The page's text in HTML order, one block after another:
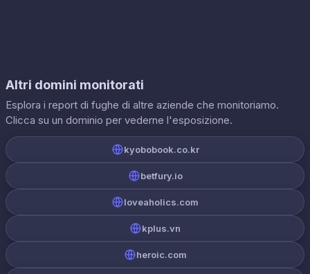
Altri domini monitorati
Esplora i report di fughe di altre aziende che monitoriamo.
Clicca su un dominio per vederne l'esposizione.
kyobobook.co.kr
betfury.io
loveaholics.com
kplus.vn
heroic.com